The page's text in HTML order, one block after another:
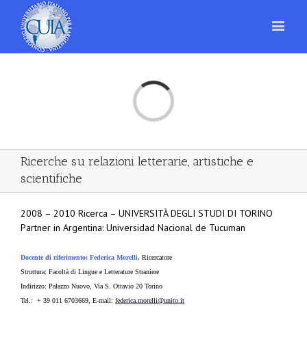
Loading...
Ricerche su relazioni letterarie, artistiche e
scientifiche
2008 – 2010 Ricerca – UNIVERSITÀ DEGLI STUDI DI TORINO
Partner in Argentina: Universidad Nacional de Tucuman
Docente di riferimento: Federica Morelli, Ricercatore
Struttura: Facoltà di Lingue e Letterature Straniere
Indirizzo: Palazzo Nuovo, Via S. Ottavio 20 Torino
Tel.: + 39 011 6703669, E-mail: federica.morelli@unito.it